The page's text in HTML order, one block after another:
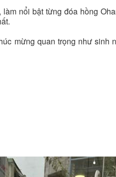
nổi bật từng đóa hồng
mừng quan trọng như